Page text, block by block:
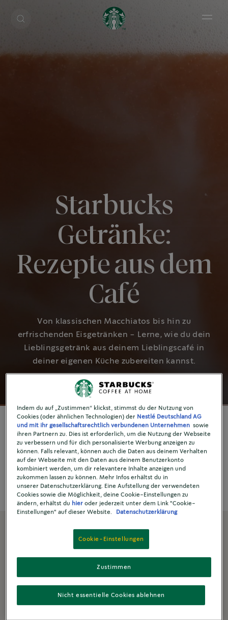
Open
Starbucks
Getränke:
Rezepte aus dem
Café
Von klassischen Macchiatos bis hin zu
erfrischenden Eisgetränken - Lerne, wie du dein
Lieblingsgetränk aus deinem Lieblingscafé in
deiner eigenen Küche zubereiten kannst.
UNSERE EMPFEHLUNG
Iced Caramel Latte & Vanilla Cream
Iced Latte
Spritziger Espresso mit Minze
BELIEBTE REZEPTE
Starbucks Caffé Americano - Das
Starbucks Spiced Flat White
Refined Search
Indem du auf „Zustimmen“ klickst, stimmst du der Nutzung von
Cookies (oder ähnlichen Technologien) der Nestlé Deutschland AG
und mit ihr gesellschaftsrechtlich verbundenen Unternehmen sowie
ihren Partnern zu. Dies ist erforderlich, um die Nutzung der Webseite
zu verbessern und für dich personalisierte Werbung anzeigen zu
können. Falls relevant, können auch die Daten aus deinem Verhalten
auf der Webseite mit den Daten aus deinem Benutzerkonto
kombiniert werden, um dir relevantere Inhalte anzeigen und
zukommen lassen zu können. Mehr Infos erhältst du in
unserer Datenschutzerklärung. Eine Aufstellung der verwendeten
Cookies sowie die Möglichkeit, deine Cookie-Einstellungen zu
ändern, erhältst du hier oder jederzeit unter dem Link "Cookie-
Einstellungen" auf dieser Website.
Datenschutzerklärung
Cookie-Einstellungen
Nicht essentielle Cookies ablehnen
Zustimmen